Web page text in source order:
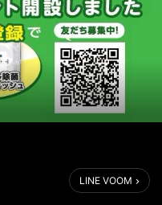
LINE VOOM